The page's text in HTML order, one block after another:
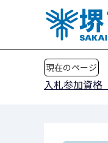
現在のページ
入札参加資格